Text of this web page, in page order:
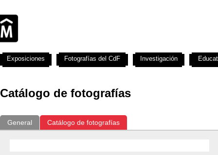
Catálogo de fotografías
General Catálogo de fotografías
Exposiciones Fotografías del CdF Investigación